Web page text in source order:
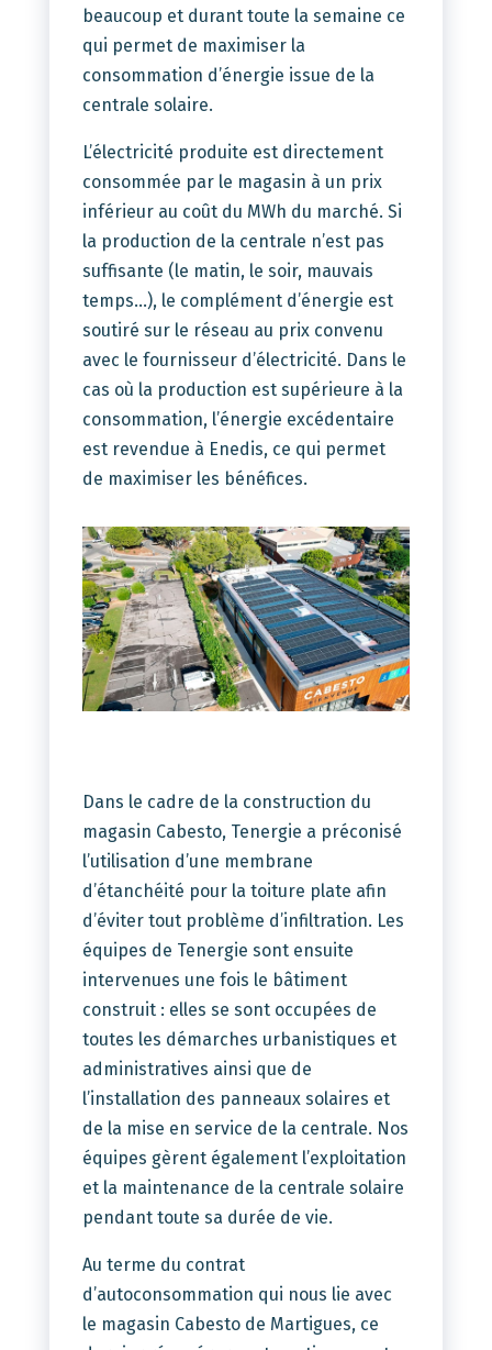
beaucoup et durant toute la semaine ce
qui permet de maximiser la
consommation d’énergie issue de la
centrale solaire.
L’électricité produite est directement
consommée par le magasin à un prix
inférieur au coût du MWh du marché. Si
la production de la centrale n’est pas
suffisante (le matin, le soir, mauvais
temps…), le complément d’énergie est
soutiré sur le réseau au prix convenu
avec le fournisseur d’électricité. Dans le
cas où la production est supérieure à la
consommation, l’énergie excédentaire
est revendue à Enedis, ce qui permet
de maximiser les bénéfices.
Dans le cadre de la construction du
magasin Cabesto, Tenergie a préconisé
l’utilisation d’une membrane
d’étanchéité pour la toiture plate afin
d’éviter tout problème d’infiltration. Les
équipes de Tenergie sont ensuite
intervenues une fois le bâtiment
construit : elles se sont occupées de
toutes les démarches urbanistiques et
administratives ainsi que de
l’installation des panneaux solaires et
de la mise en service de la centrale. Nos
équipes gèrent également l’exploitation
et la maintenance de la centrale solaire
pendant toute sa durée de vie.
Au terme du contrat
d’autoconsommation qui nous lie avec
le magasin Cabesto de Martigues, ce